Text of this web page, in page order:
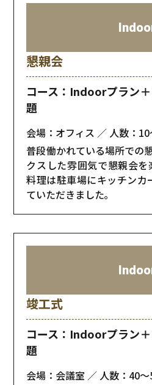
懇親会
コース：Indoorプラン
題
会場：オフィス
人数：
普段働かれている場所での
クスした雰囲気で懇親会
料理は駐車場にキッチンカ
ていただきました｡
竣工式
コース：Indoorプラン
題
会場：会議室
人数：40